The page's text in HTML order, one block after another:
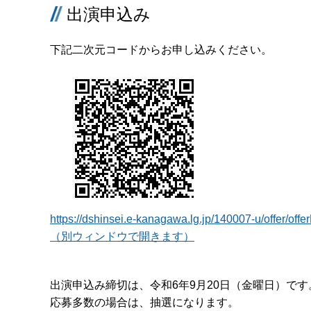
出演申込み
下記二次元コードからお申し込みください。
https://dshinsei.e-kanagawa.lg.jp/140007-u/offer/
（別ウィンドウで開きます）
出演申込み締切は、令和6年9月20日（金曜日）です
応募多数の場合は、抽選になります。